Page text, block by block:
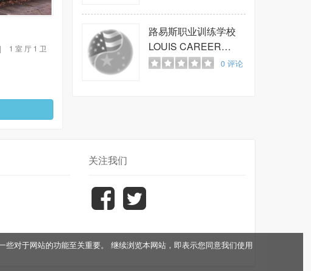
| 1 室 厅 1 卫
路易斯职业训练学校
LOUIS CAREER
DEVELOPMENT0 评论
对于网站的功能至关重要。 继续浏览本网站，即表示您同意我们使用
关注我们